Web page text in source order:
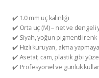
✔️ 1.0 mm uç kalınlığı
✔️ Orta uç (M) – net ve dengeli
✔️ Siyah, yoğun pigmentli renk
✔️ Hızlı kuruyan, akma
✔️ Asetat, cam, plastik gibi
✔️ Profesyonel ve günlük